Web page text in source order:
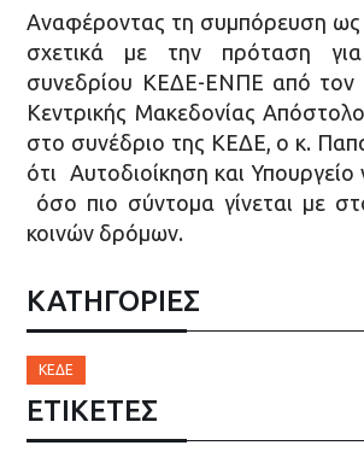
Αναφέροντας τη συμπόρευση ως
σχετικά με την πρόταση
συνεδρίου ΚΕΔΕ-ΕΝΠΕ από τον
Κεντρικής Μακεδονίας
στο συνέδριο της ΚΕΔΕ, ο κ.
ότι Αυτοδιοίκηση και
όσο πιο σύντομα γίνεται με
κοινών δρόμων.
ΚΑΤΗΓΟΡΙΕΣ
ΚΕΔΕ
ΕΤΙΚΈΤΕΣ